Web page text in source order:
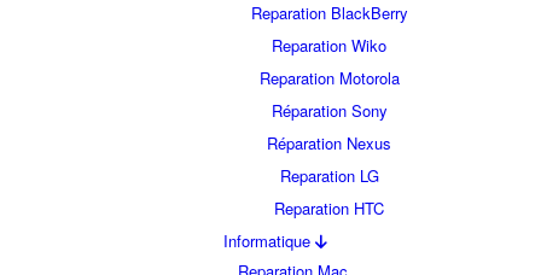
Reparation BlackBerry
Reparation Wiko
Reparation Motorola
Réparation Sony
Réparation Nexus
Reparation LG
Reparation HTC
Informatique